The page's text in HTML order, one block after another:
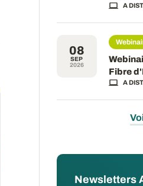
A
08
SEP
2026
Fibre
A
Newsletters